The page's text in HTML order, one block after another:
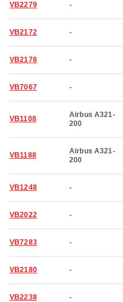
VB2279 -
VB2172 -
VB2178 -
VB7067 -
VB1108
Airbus A321-
200
VB1188
Airbus A321-
200
VB1248 -
VB2022 -
VB7283 -
VB2180 -
VB2238 -